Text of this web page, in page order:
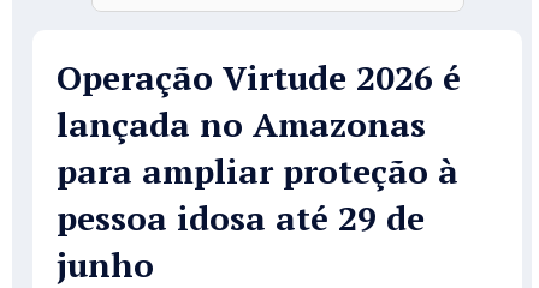
Operação Virtude 2026 é
lançada no Amazonas
para ampliar proteção à
pessoa idosa até 29 de
junho